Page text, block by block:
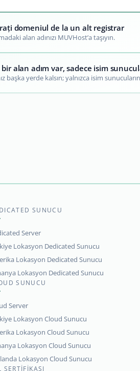
domeniul de la un alt registrar
alan adınızı MUVHost’a taşıyın.
alan adım var, sadece isim
başka yerde kalsın; yalnızca isim
SUNUCU
Server
Lokasyon Dedicated Sunucu
Lokasyon Dedicated Sunucu
Lokasyon Dedicated Sunucu
SUNUCU
Server
Lokasyon Cloud Sunucu
Lokasyon Cloud Sunucu
Lokasyon Cloud Sunucu
Lokasyon Cloud Sunucu
SERTİFİKASI